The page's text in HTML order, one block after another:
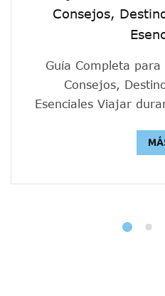
Consejos,
Guía Completa
Consejos,
Esenciales Viajar